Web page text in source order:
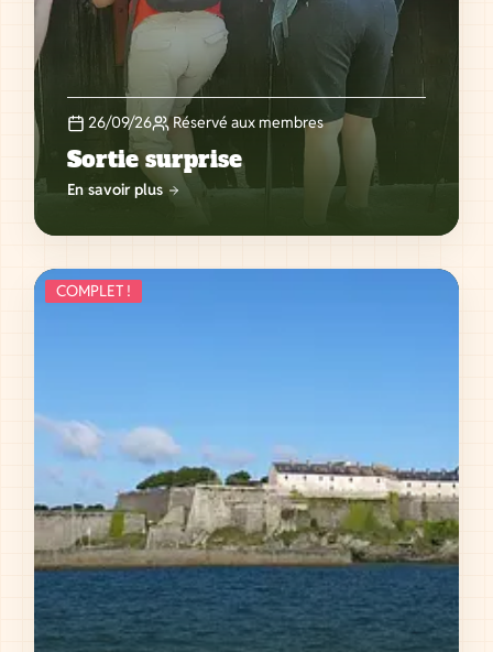
26/09/26 Réservé aux membres
Sortie surprise
En savoir plus
COMPLET !